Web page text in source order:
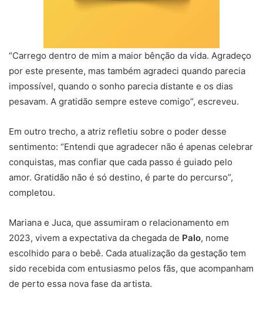
“Carrego dentro de mim a maior bênção da vida. Agradeço
por este presente, mas também agradeci quando parecia
impossível, quando o sonho parecia distante e os dias
pesavam. A gratidão sempre esteve comigo”, escreveu.
Em outro trecho, a atriz refletiu sobre o poder desse
sentimento: “Entendi que agradecer não é apenas celebrar
conquistas, mas confiar que cada passo é guiado pelo
amor. Gratidão não é só destino, é parte do percurso”,
completou.
Mariana e Juca, que assumiram o relacionamento em
2023, vivem a expectativa da chegada de Palo, nome
escolhido para o bebê. Cada atualização da gestação tem
sido recebida com entusiasmo pelos fãs, que acompanham
de perto essa nova fase da artista.